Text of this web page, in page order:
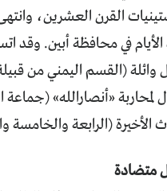
القرن العشرين،
في محافظة أبين. وقد
وائلة (القسم اليمني من
لمحاربة «أنصارالله»
الأخيرة (الرابعة
متضادة